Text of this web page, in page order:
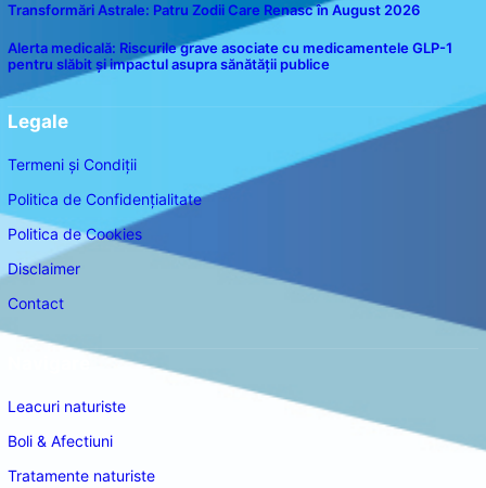
Transformări Astrale: Patru Zodii Care Renasc în August 2026
Alerta medicală: Riscurile grave asociate cu medicamentele GLP-1
pentru slăbit și impactul asupra sănătății publice
Legale
Termeni și Condiții
Politica de Confidențialitate
Politica de Cookies
Disclaimer
Contact
Leacuri naturiste
Boli & Afectiuni
Tratamente naturiste